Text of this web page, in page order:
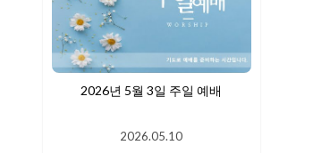
2026년 5월 3일 주일 예배
2026.05.10